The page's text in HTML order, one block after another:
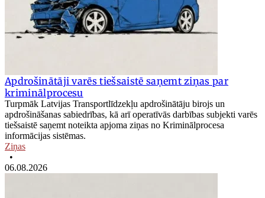
Apdrošinātāji varēs tiešsaistē saņemt ziņas par
kriminālprocesu
Turpmāk Latvijas Transportlīdzekļu apdrošinātāju birojs un
apdrošināšanas sabiedrības, kā arī operatīvās darbības subjekti varēs
tiešsaistē saņemt noteikta apjoma ziņas no Kriminālprocesa
informācijas sistēmas.
Ziņas
•
06.08.2026